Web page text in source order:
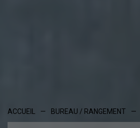
ACCUEIL — BUREAU / RANGEMENT —